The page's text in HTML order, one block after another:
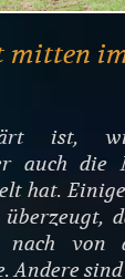
mitten
ist,
auch die
hat.
von
Andere